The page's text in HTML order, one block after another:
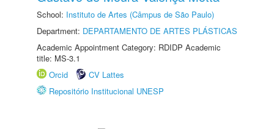
School: Instituto de Artes (Câmpus de São Paulo)
Department: DEPARTAMENTO DE ARTES PLÁSTICAS
Academic Appointment Category: RDIDP Academic
title: MS-3.1
Orcid
CV Lattes
Repositório Institucional UNESP